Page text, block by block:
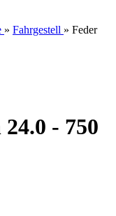
» Fahrgestell » Feder
- 750